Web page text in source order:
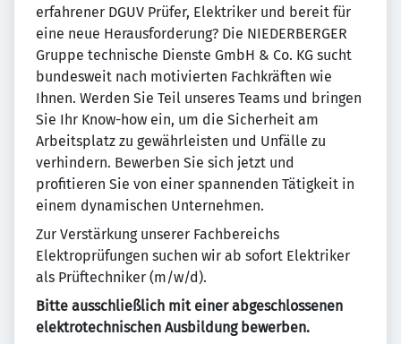
erfahrener DGUV Prüfer, Elektriker und bereit für
eine neue Herausforderung? Die NIEDERBERGER
Gruppe technische Dienste GmbH & Co. KG sucht
bundesweit nach motivierten Fachkräften wie
Ihnen. Werden Sie Teil unseres Teams und bringen
Sie Ihr Know-how ein, um die Sicherheit am
Arbeitsplatz zu gewährleisten und Unfälle zu
verhindern. Bewerben Sie sich jetzt und
profitieren Sie von einer spannenden Tätigkeit in
einem dynamischen Unternehmen.
Zur Verstärkung unserer Fachbereichs
Elektroprüfungen suchen wir ab sofort Elektriker
als Prüftechniker (m/w/d).
Bitte ausschließlich mit einer abgeschlossenen
elektrotechnischen Ausbildung bewerben.